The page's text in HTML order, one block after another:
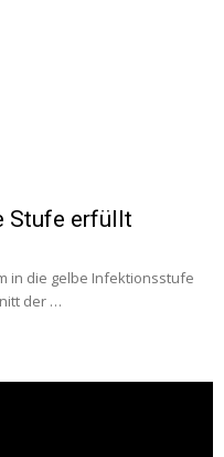
Stufe erfüllt
in die gelbe Infektionsstufe
der …